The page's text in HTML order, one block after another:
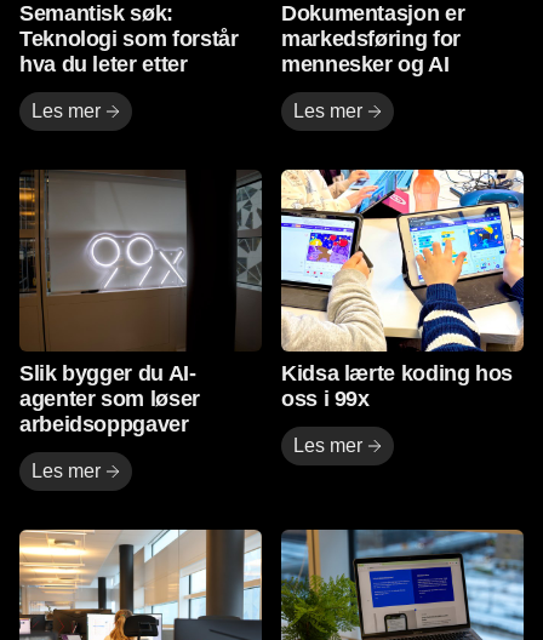
Semantisk søk:
Teknologi som forstår
hva du leter etter
Les mer
Dokumentasjon er
markedsføring for
mennesker og AI
Les mer
Slik bygger du AI-
agenter som løser
arbeidsoppgaver
Les mer
Les mer
Kidsa lærte koding hos
oss i 99x
Les mer
Les mer
Les mer Les mer